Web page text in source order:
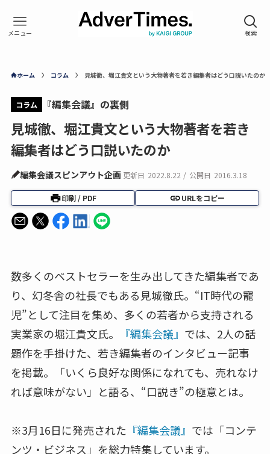
ホーム コラム 見城徹、堀江貴文という大物著者を若き編集者はどう口説いたのか
コラム 『編集会議』の裏側
見城徹、堀江貴文という大物著者を若き
編集者はどう口説いたのか
編集会議スピンアウト企画 更新日 2022.8.22 / 公開日 2016.3.18
印刷 / PDF URLをコピー
数多くのベストセラーを生み出してきた編集者であ
り、幻冬舎の社長でもある見城徹氏。“IT時代の寵
児”として注目を集め、多くの若者から支持される
実業家の堀江貴文氏。
『編集会議』 では、2人の話
題作を手掛けた、若き編集者のインタビュー記事
を掲載。「いくら良好な関係になれても、売れなけ
れば意味がない」と語る、“口説き”の極意とは。
※3月16日に発売された 『編集会議』 では「コンテ
ンツ・ビジネス」を総力特集しています。